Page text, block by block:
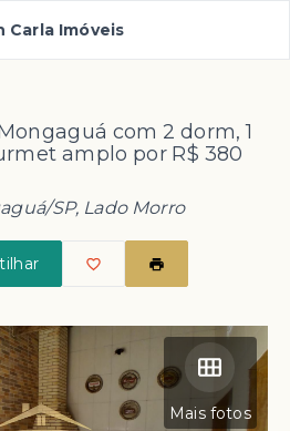
Carla Imóveis
com 2 dorm, 1
amplo por R$ 380
SP, Lado Morro
Mais fotos